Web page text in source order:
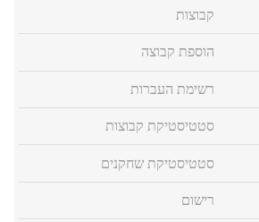
קבוצות
הוספת קבוצה
רשימת העברות
סטטיסטיקת קבוצות
סטטיסטיקת שחקנים
רישום